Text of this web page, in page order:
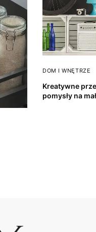
DOM I WNĘTRZE
Kreatywne
pomysły na